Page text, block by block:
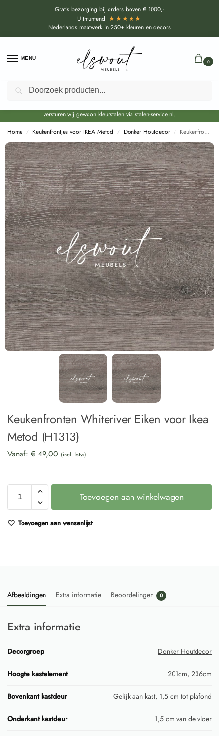
Gratis bezorging bij orders boven € 1000,-
Uitmuntend ★★★★★
Nederlands maatwerk in 250+ kleuren en decors
MENU
0
Door de bouwvakperiode geldt voor alle collecties momenteel een EXTRA
levertijd van circa 3-4 weken bovenop de reguliere levertijd.
versturen wij gewoon kleurstalen via stalen-service.nl.
Home / Keukenfrontjes voor IKEA Metod / Donker Houtdecor / Keukenfronten Whiteriver Eiken voor Ikea Metod (H1313)
Keukenfronten Whiteriver Eiken voor Ikea
Metod (H1313)
Vanaf: € 49,00 (incl. btw)
Toevoegen aan winkelwagen
Toevoegen aan wensenlijst
Afbeeldingen Extra informatie Beoordelingen 0
Extra informatie
Decorgroep Donker Houtdecor
Hoogte kastelement 201cm, 236cm
Bovenkant kastdeur Gelijk aan kast, 1,5 cm tot plafond
Onderkant kastdeur 1,5 cm van de vloer